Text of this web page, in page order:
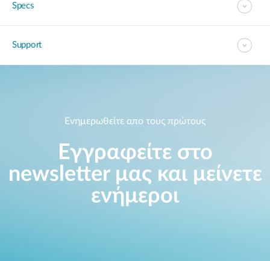
Specs
Support
Ενημερωθείτε απο τους πρώτους
Εγγραφείτε στο
newsletter μας και μείνετε
ενήμεροι